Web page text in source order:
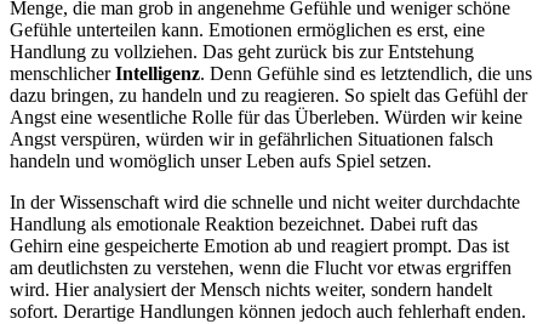
Menge, die man grob in angenehme Gefühle und weniger schöne
Gefühle unterteilen kann. Emotionen ermöglichen es erst, eine
Handlung zu vollziehen. Das geht zurück bis zur Entstehung
menschlicherIntelligenz. Denn Gefühle sind es letztendlich, die uns
dazu bringen, zu handeln und zu reagieren. So spielt das Gefühl der
Angst eine wesentliche Rolle für das Überleben. Würden wir keine
Angst verspüren, würden wir in gefährlichen Situationen falsch
handeln und womöglich unser Leben aufs Spiel setzen.
In der Wissenschaft wird die schnelle und nicht weiter durchdachte
Handlung als emotionale Reaktion bezeichnet. Dabei ruft das
Gehirn eine gespeicherte Emotion ab und reagiert prompt. Das ist
am deutlichsten zu verstehen, wenn die Flucht vor etwas ergriffen
wird. Hier analysiert der Mensch nichts weiter, sondern handelt
sofort. Derartige Handlungen können jedoch auch fehlerhaft enden.